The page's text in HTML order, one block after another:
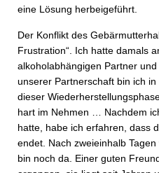
eine Lösung herbeigeführt.
Der Konflikt des
Frustration“. Ich hatte damals
alkoholabhängigen Partner
unserer Partnerschaft bin ich
dieser
hart im Nehmen … Nachdem
hatte, habe ich erfahren, dass
endet. Nach zweieinhalb
bin noch da. Einer guten